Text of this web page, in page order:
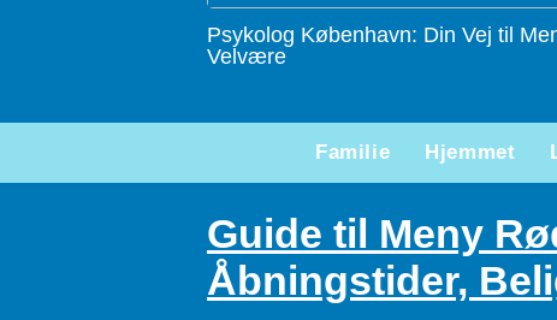
Psykolog København: Din Vej til
Velvære
Familie Hjemmet
Guide til Meny
Åbningstider,